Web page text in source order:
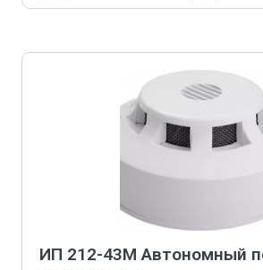
ИП 212-43М Автономный